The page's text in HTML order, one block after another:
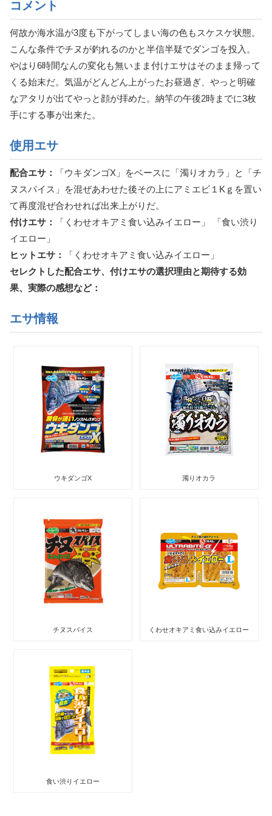
コメント
何故か海水温が3度も下がってしまい海の色もスケスケ状態。
こんな条件でチヌが釣れるのかと半信半疑でダンゴを投入。
やはり6時間なんの変化も無いまま付けエサはそのまま帰って
くる始末だ。気温がどんどん上がったお昼過ぎ、やっと明確
なアタリが出てやっと顔が拝めた。納竿の午後2時までに3枚
手にする事が出来た。
使用エサ
配合エサ：
「ウキダンゴX」をベースに「濁りオカラ」と「チ
ヌスパイス」を混ぜあわせた後その上にアミエビ１Kｇを置い
て再度混ぜ合わせれば出来上がりだ。
付けエサ：
「くわせオキアミ食い込みイエロー」 「食い渋り
イエロー」
ヒットエサ：
「くわせオキアミ食い込みイエロー」
セレクトした配合エサ、付けエサの選択理由と期待する効
果、実際の感想など：
エサ情報
ウキダンゴX 濁りオカラ
チヌスパイス くわせオキアミ食い込みイエロー
食い渋りイエロー